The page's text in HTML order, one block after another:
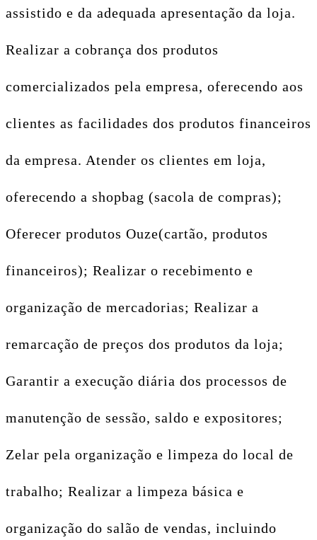
assistido e da adequada apresentação da loja.
Realizar a cobrança dos produtos
comercializados pela empresa, oferecendo aos
clientes as facilidades dos produtos financeiros
da empresa. Atender os clientes em loja,
oferecendo a shopbag (sacola de compras);
Oferecer produtos Ouze(cartão, produtos
financeiros); Realizar o recebimento e
organização de mercadorias; Realizar a
remarcação de preços dos produtos da loja;
Garantir a execução diária dos processos de
manutenção de sessão, saldo e expositores;
Zelar pela organização e limpeza do local de
trabalho; Realizar a limpeza básica e
organização do salão de vendas, incluindo